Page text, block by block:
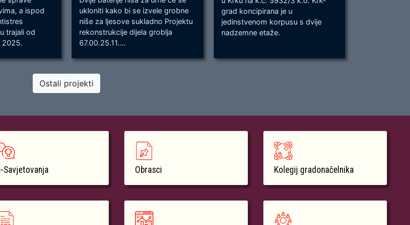
a ispod
trajali od
2025.
ukloniti kako bi se izvele grobne
niše za ljesove sukladno Projektu
rekonstrukcije dijela groblja
67.00.25.11....
grad koncipirana je u
jedinstvenom korpusu s dvije
nadzemne etaže.
Ostali projekti
Savjetovanja Obrasci Kolegij gradonačelnika